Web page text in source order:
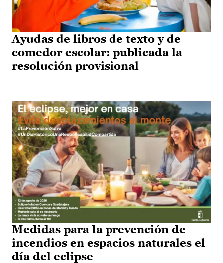
Ayudas de libros de texto y de
comedor escolar: publicada la
resolución provisional
Medidas para la prevención de
incendios en espacios naturales el
día del eclipse